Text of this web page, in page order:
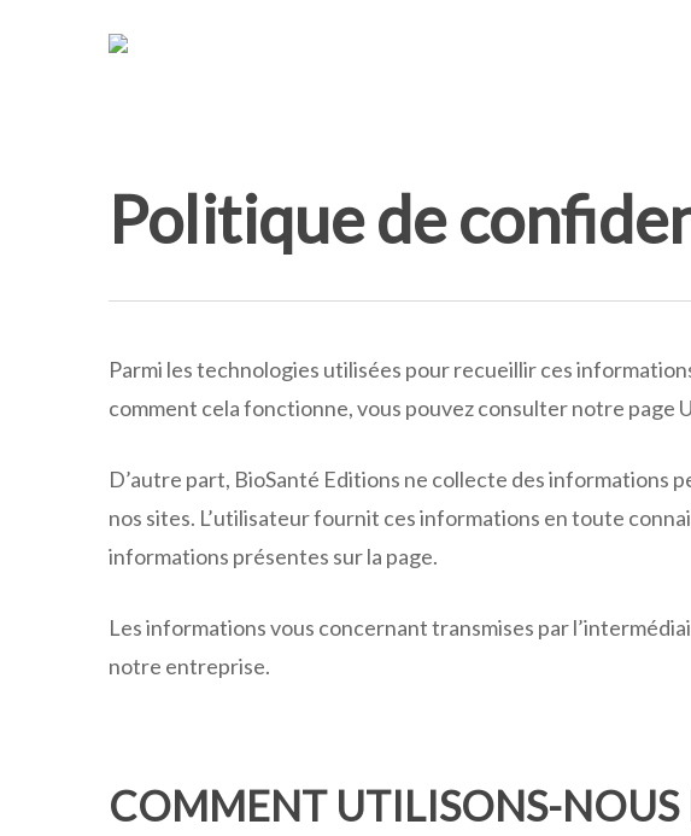
Politique de
Parmi les technologies utilisées pour recueillir ces
comment cela fonctionne, vous pouvez consulter notre page
D’autre part, BioSanté Editions ne collecte des informations
nos sites. L’utilisateur fournit ces informations en toute
informations présentes sur la page.
Les informations vous concernant transmises par
notre entreprise.
COMMENT UTILISONS-NOUS